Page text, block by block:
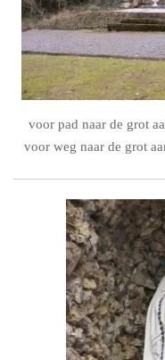
voor pad naar de grot
voor weg naar de grot